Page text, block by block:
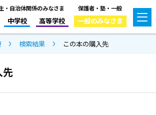
・自治体関係のみなさま
中学校 高等学校
保護者・塾・一般
一般のみなさま
検索結果 この本の購入先
先